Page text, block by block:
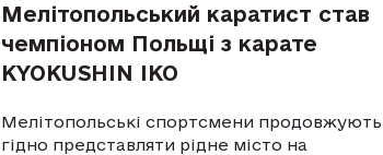
Мелітопольський каратист став
чемпіоном Польщі з карате
KYOKUSHIN IKO
Мелітопольські спортсмени продовжують
гідно представляти рідне місто на